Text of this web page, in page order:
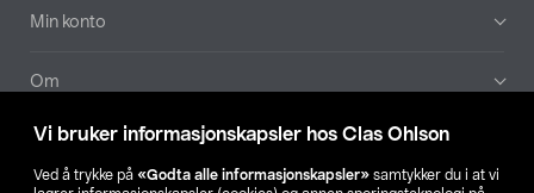
Vi bruker informasjonskapsler hos Clas Ohlson
Ved å trykke på «Godta alle informasjonskapsler» samtykker du i at vi
Min konto
Om
Aktuelt